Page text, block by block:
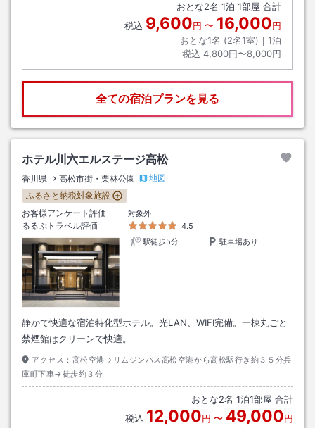
おとな2名 1泊 1部屋 合計
税込 9,600円 〜 16,000円
おとな1名 (2名1室)｜ 1泊
税込 4,800円〜8,000円
全ての宿泊プランを見る
ホテル川六エルステージ高松
香川県 高松市街・栗林公園
地図
ふるさと納税対象施設
お客様アンケート評価
対象外
るるぶトラベル評価
4.5
駅徒歩5分
駐車場あり
静かで快適な宿泊特化型ホテル。光LAN、WIFI完備。一棟丸ごと
禁煙館はクリーンで快適。
アクセス： 高松空港→リムジンバス高松空港から高松駅行き約３５分兵
庫町下車→徒歩約３分
おとな2名 1泊1部屋 合計
税込 12,000円 〜 49,000円